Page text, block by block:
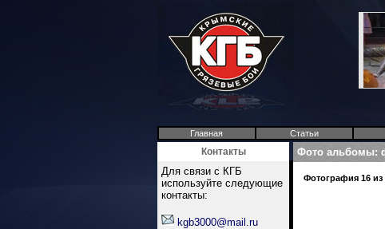
Главная
Статьи
Контакты
Для связи с КГБ
используйте следующие
контакты:
kgb3000@mail.ru
Фото альбомы:
Фотография 16 из